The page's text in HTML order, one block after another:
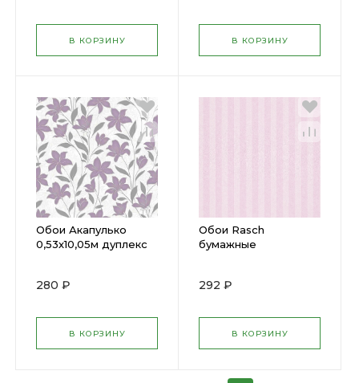
В КОРЗИНУ В КОРЗИНУ
Обои Акапулько
0,53х10,05м дуплекс
280 ₽
В КОРЗИНУ
Обои Rasch
бумажные
292 ₽
В КОРЗИНУ